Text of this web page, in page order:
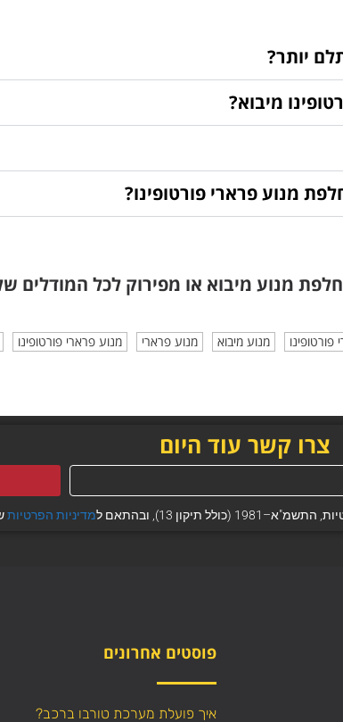
יותר?
מיבוא?
מנוע פרארי פורטופינו?
מנוע מיבוא או מפירוקלכל המודלים
מנוע מיבוא מנוע פרארי מנוע פרארי פורטופינו
צרו קשר עוד היום
13), ובהתאם ל מדיניות הפרטיות
פוסטים אחרונים
איך פועלת מערכת טורבו ברכב?